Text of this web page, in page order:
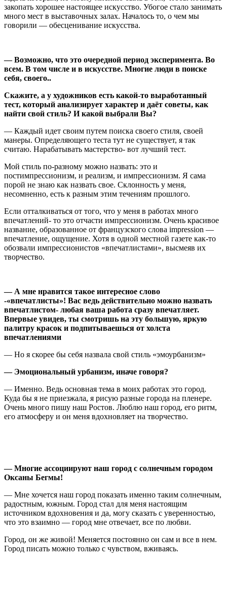
закопать хорошее настоящее искусство. Убогое стало занимать
много мест в выставочных залах. Началось то, о чем мы
говорили — обесценивание искусства.
—Возможно, что это очередной период эксперимента. Во
всем. В том числе и в искусстве. Многие люди в поиске
себя, своего..
Скажите, а у художников есть какой-то выработанный
тест, который анализирует характер и даёт советы, как
найти свой стиль? И какой выбрали Вы?
— Каждый идет своим путем поиска своего стиля, своей
манеры. Определяющего теста тут не существует, я так
считаю. Нарабатывать мастерство- вот лучший тест.
Мой стиль по-разному можно назвать: это и
постимпрессионизм, и реализм, и импрессионизм. Я сама
порой не знаю как назвать свое. Склонность у меня,
несомненно, есть к разным этим течениям прошлого.
Если отталкиваться от того, что у меня в работах много
впечатлений- то это отчасти импрессионизм. Очень красивое
название, образованное от французского слова impression —
впечатление, ощущение. Хотя в одной местной газете как-то
обозвали импрессионистов «впечатлистами», высмеяв их
творчество.
— А мне нравится такое интересное слово
-«впечатлисты»! Вас ведь действительно можно назвать
впечатлистом- любая ваша работа сразу впечатляет.
Впервые увидев, ты смотришь на эту большую, яркую
палитру красок и подпитываешься от холста
впечатлениями
— Но я скорее бы себя назвала свой стиль «эмоурбанизм»
— Эмоциональный урбанизм, иначе говоря?
— Именно. Ведь основная тема в моих работах это город.
Куда бы я не приезжала, я рисую разные города на пленере.
Очень много пишу наш Ростов. Люблю наш город, его ритм,
его атмосферу и он меня вдохновляет на творчество.
—Многие ассоциируют наш город с солнечным городом
Оксаны Бегмы!
— Мне хочется наш город показать именно таким солнечным,
радостным, южным. Город стал для меня настоящим
источником вдохновения и да, могу сказать с уверенностью,
что это взаимно — город мне отвечает, все по любви.
Город, он же живой! Меняется постоянно он сам и все в нем.
Город писать можно только с чувством, вживаясь.